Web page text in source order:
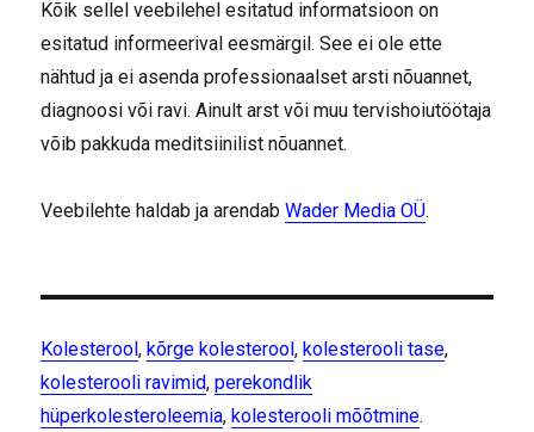
Kõik sellel veebilehel esitatud informatsioon on
esitatud informeerival eesmärgil. See ei ole ette
nähtud ja ei asenda professionaalset arsti nõuannet,
diagnoosi või ravi. Ainult arst või muu tervishoiutöötaja
võib pakkuda meditsiinilist nõuannet.
Veebilehte haldab ja arendabWader Media OÜ.
Kolesterool,kõrge kolesterool,kolesterooli tase,
kolesterooli ravimid,perekondlik
hüperkolesteroleemia,kolesterooli mõõtmine.